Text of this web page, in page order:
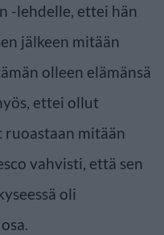
-lehdelle, ettei hän
jälkeen mitään
olleen elämänsä
ettei ollut
ruoastaan mitään
vahvisti, että sen
oli